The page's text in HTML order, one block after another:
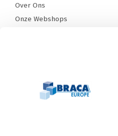
Over Ons
Onze Webshops
Betaalmethoden en voorwaarden
Privacy policy